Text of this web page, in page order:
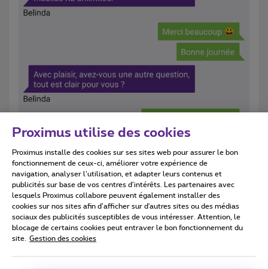
Proximus utilise des cookies
Proximus installe des cookies sur ses sites web pour assurer le bon
fonctionnement de ceux-ci, améliorer votre expérience de
navigation, analyser l’utilisation, et adapter leurs contenus et
publicités sur base de vos centres d’intérêts. Les partenaires avec
lesquels Proximus collabore peuvent également installer des
cookies sur nos sites afin d’afficher sur d'autres sites ou des médias
sociaux des publicités susceptibles de vous intéresser. Attention, le
blocage de certains cookies peut entraver le bon fonctionnement du
site.
Gestion des cookies